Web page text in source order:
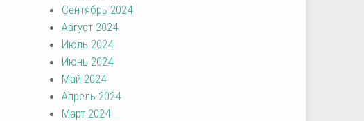
Сентябрь 2024
Август 2024
Июль 2024
Июнь 2024
Май 2024
Апрель 2024
Март 2024